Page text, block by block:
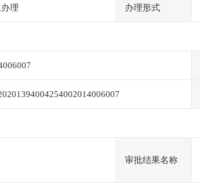
理 办理形式
审批结果名称